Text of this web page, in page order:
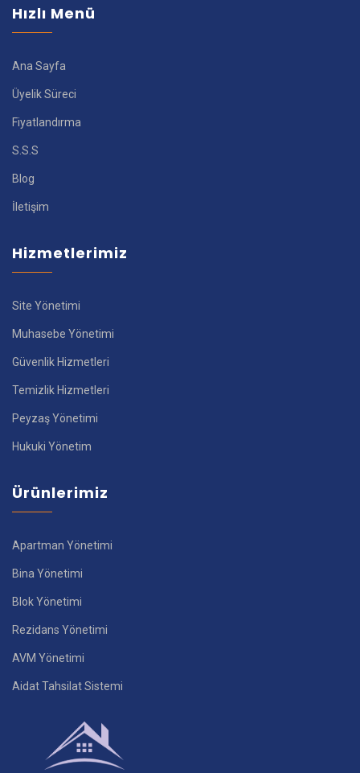
Hızlı Menü
Ana Sayfa
Üyelik Süreci
Fiyatlandırma
S.S.S
Blog
İletişim
Hizmetlerimiz
Site Yönetimi
Muhasebe Yönetimi
Güvenlik Hizmetleri
Temizlik Hizmetleri
Peyzaş Yönetimi
Hukuki Yönetim
Ürünlerimiz
Apartman Yönetimi
Bina Yönetimi
Blok Yönetimi
Rezidans Yönetimi
AVM Yönetimi
Aidat Tahsilat Sistemi